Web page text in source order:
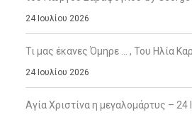
24 Ιουλίου 2026
Τι μας έκανες Όμηρε … , Του Ηλία
24 Ιουλίου 2026
Αγία Χριστίνα η μεγαλομάρτυς – 24